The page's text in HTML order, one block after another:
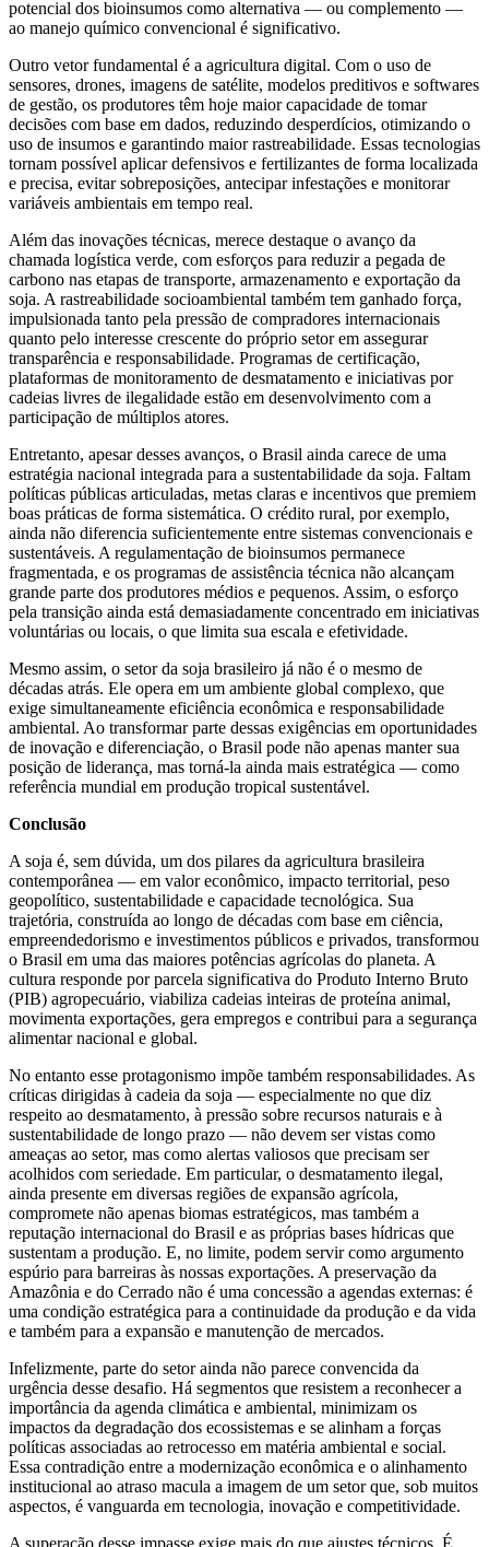
potencial dos bioinsumos como alternativa — ou complemento —
ao manejo químico convencional é significativo.
Outro vetor fundamental é a agricultura digital. Com o uso de
sensores, drones, imagens de satélite, modelos preditivos e softwares
de gestão, os produtores têm hoje maior capacidade de tomar
decisões com base em dados, reduzindo desperdícios, otimizando o
uso de insumos e garantindo maior rastreabilidade. Essas tecnologias
tornam possível aplicar defensivos e fertilizantes de forma localizada
e precisa, evitar sobreposições, antecipar infestações e monitorar
variáveis ambientais em tempo real.
Além das inovações técnicas, merece destaque o avanço da
chamada logística verde, com esforços para reduzir a pegada de
carbono nas etapas de transporte, armazenamento e exportação da
soja. A rastreabilidade socioambiental também tem ganhado força,
impulsionada tanto pela pressão de compradores internacionais
quanto pelo interesse crescente do próprio setor em assegurar
transparência e responsabilidade. Programas de certificação,
plataformas de monitoramento de desmatamento e iniciativas por
cadeias livres de ilegalidade estão em desenvolvimento com a
participação de múltiplos atores.
Entretanto, apesar desses avanços, o Brasil ainda carece de uma
estratégia nacional integrada para a sustentabilidade da soja. Faltam
políticas públicas articuladas, metas claras e incentivos que premiem
boas práticas de forma sistemática. O crédito rural, por exemplo,
ainda não diferencia suficientemente entre sistemas convencionais e
sustentáveis. A regulamentação de bioinsumos permanece
fragmentada, e os programas de assistência técnica não alcançam
grande parte dos produtores médios e pequenos. Assim, o esforço
pela transição ainda está demasiadamente concentrado em iniciativas
voluntárias ou locais, o que limita sua escala e efetividade.
Mesmo assim, o setor da soja brasileiro já não é o mesmo de
décadas atrás. Ele opera em um ambiente global complexo, que
exige simultaneamente eficiência econômica e responsabilidade
ambiental. Ao transformar parte dessas exigências em oportunidades
de inovação e diferenciação, o Brasil pode não apenas manter sua
posição de liderança, mas torná-la ainda mais estratégica — como
referência mundial em produção tropical sustentável.
Conclusão
A soja é, sem dúvida, um dos pilares da agricultura brasileira
contemporânea — em valor econômico, impacto territorial, peso
geopolítico, sustentabilidade e capacidade tecnológica. Sua
trajetória, construída ao longo de décadas com base em ciência,
empreendedorismo e investimentos públicos e privados, transformou
o Brasil em uma das maiores potências agrícolas do planeta. A
cultura responde por parcela significativa do Produto Interno Bruto
(PIB) agropecuário, viabiliza cadeias inteiras de proteína animal,
movimenta exportações, gera empregos e contribui para a segurança
alimentar nacional e global.
No entanto esse protagonismo impõe também responsabilidades. As
críticas dirigidas à cadeia da soja — especialmente no que diz
respeito ao desmatamento, à pressão sobre recursos naturais e à
sustentabilidade de longo prazo — não devem ser vistas como
ameaças ao setor, mas como alertas valiosos que precisam ser
acolhidos com seriedade. Em particular, o desmatamento ilegal,
ainda presente em diversas regiões de expansão agrícola,
compromete não apenas biomas estratégicos, mas também a
reputação internacional do Brasil e as próprias bases hídricas que
sustentam a produção. E, no limite, podem servir como argumento
espúrio para barreiras às nossas exportações. A preservação da
Amazônia e do Cerrado não é uma concessão a agendas externas: é
uma condição estratégica para a continuidade da produção e da vida
e também para a expansão e manutenção de mercados.
Infelizmente, parte do setor ainda não parece convencida da
urgência desse desafio. Há segmentos que resistem a reconhecer a
importância da agenda climática e ambiental, minimizam os
impactos da degradação dos ecossistemas e se alinham a forças
políticas associadas ao retrocesso em matéria ambiental e social.
Essa contradição entre a modernização econômica e o alinhamento
institucional ao atraso macula a imagem de um setor que, sob muitos
aspectos, é vanguarda em tecnologia, inovação e competitividade.
A superação desse impasse exige mais do que ajustes técnicos. É